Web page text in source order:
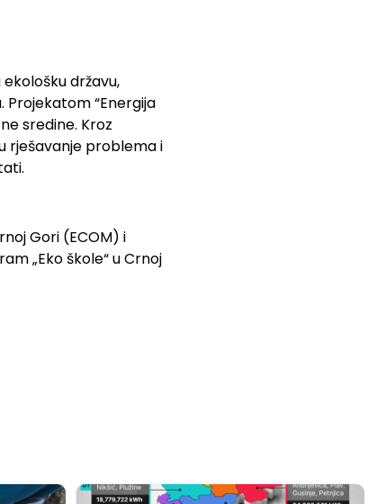
državu,
Projekatom “Energija
sredine. Kroz
rješavanje problema i
Gori (ECOM) i
„Eko škole“ u Crnoj